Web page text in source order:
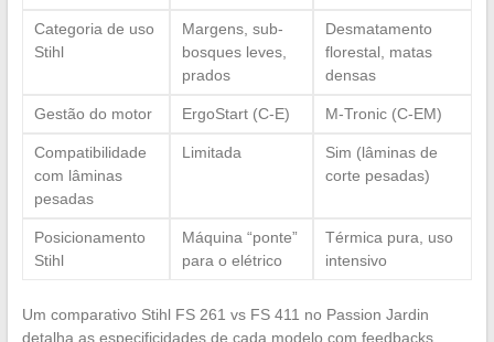
Categoria de uso
Stihl
Margens, sub-
bosques leves,
prados
Desmatamento
florestal, matas
densas
Gestão do motor ErgoStart (C-E) M-Tronic (C-EM)
Compatibilidade
com lâminas
pesadas
Limitada
Sim (lâminas de
corte pesadas)
Posicionamento
Stihl
Máquina “ponte”
para o elétrico
Térmica pura, uso
intensivo
Um comparativo Stihl FS 261 vs FS 411 no Passion Jardin
detalha as especificidades de cada modelo com feedbacks